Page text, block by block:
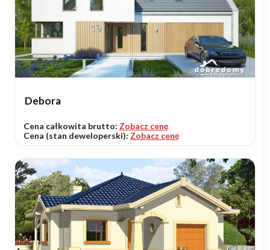
Debora
Cena całkowita brutto: Zobacz cenę
Cena (stan deweloperski): Zobacz cenę